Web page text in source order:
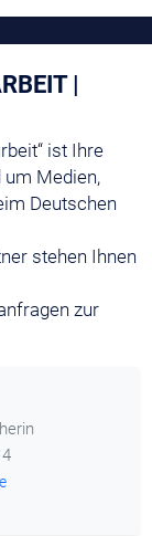
|
ist Ihre
Medien,
Deutschen
stehen Ihnen
zur